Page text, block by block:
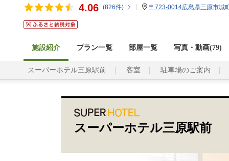
4.06 (826件) 〒723-0014広島県三原市城
施設紹介 プラン一覧 部屋一覧 写真・動画(79)
スーパーホテル三原駅前 客室 駐車場のご案内